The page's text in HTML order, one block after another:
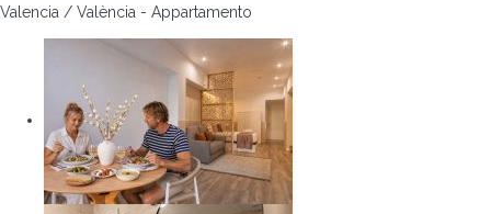
Valencia / València - Appartamento